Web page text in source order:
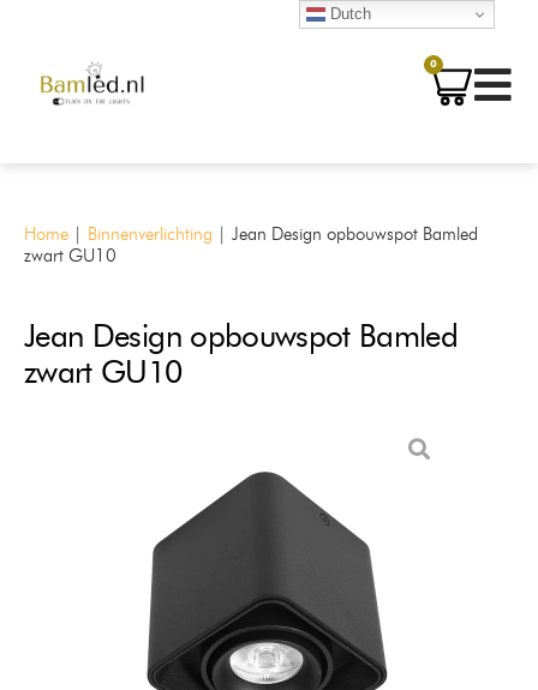
0
Home | Binnenverlichting | Jean Design opbouwspot Bamled
zwart GU10
Jean Design opbouwspot Bamled
zwart GU10
Dutch